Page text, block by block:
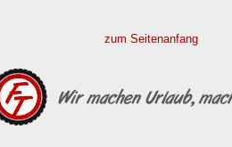
zum Seitenanfang